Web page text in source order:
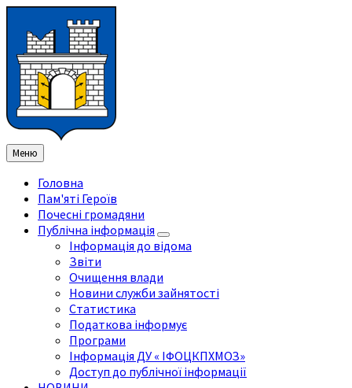
змісту
ліву
бічну
панель
праву
бічну
панель
нижнього
колонтитула
Меню
Головна
Пам'яті Героїв
Почесні громадяни
Публічна інформація
Інформація до відома
Звіти
Очищення влади
Новини служби зайнятості
Статистика
Податкова інформує
Програми
Інформація ДУ « ІФОЦКПХМОЗ»
Доступ до публічної інформації